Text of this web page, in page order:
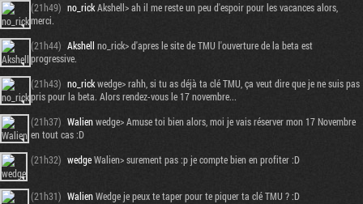
(21h49) no_rickAkshell> ah il me reste un peu d'espoir pour les vacances alors,
merci.
(21h44) Akshell no_rick> d'apres le site de TMU l'ouverture de la beta est
progressive.
(21h43) no_rickwedge> rahh, si tu as déjà ta clé TMU, ça veut dire que je ne suis pas
pris pour la beta. Alors rendez-vous le 17 novembre...
(21h37) Walienwedge> Amuse toi bien alors, moi je vais réserver mon 17 Novembre
en tout cas :D
(21h32) wedgeWalien> surement pas :p je compte bien en profiter :D
(21h31) WalienWedge je peux te taper pour te piquer ta clé TMU ? :D